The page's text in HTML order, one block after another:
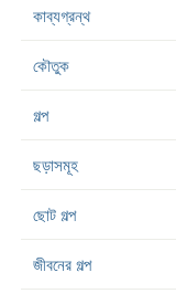
কাব্যগ্রন্থ
কৌতুক
গল্প
ছড়াসমূহ
ছোট গল্প
জীবনের গল্প